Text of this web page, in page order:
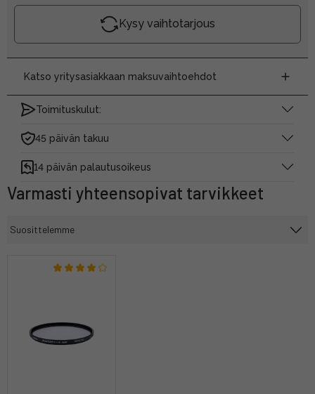
Kysy vaihtotarjous
Katso yritysasiakkaan maksuvaihtoehdot
Toimituskulut:
45 päivän takuu
14 päivän palautusoikeus
Varmasti yhteensopivat tarvikkeet